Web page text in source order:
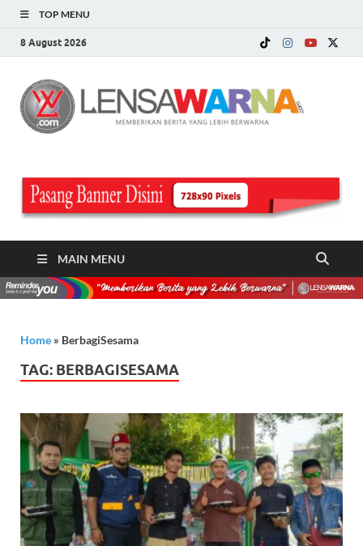
TOP MENU
8 August 2026
MAIN MENU
Home » BerbagiSesama
TAG: BERBAGISESAMA